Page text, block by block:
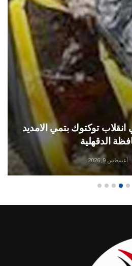
بقرية ابو نبهان بمحافظة
الدقهلية
أغسطس 9, 2026